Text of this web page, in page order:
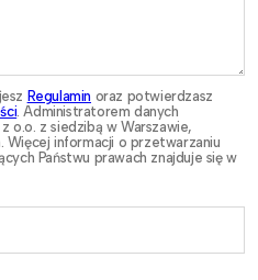
Regulamin oraz potwierdzasz
. Administratorem danych
o.o. z siedzibą w Warszawie,
Więcej informacji o przetwarzaniu
Państwu prawach znajduje się w